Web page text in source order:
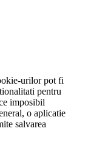
urilor pot fi
pentru
imposibil
o aplicatie
salvarea